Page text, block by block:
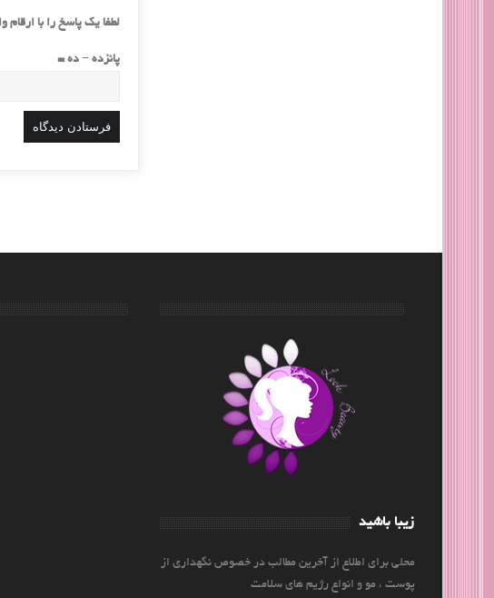
لطفا یک پاسخ را با ارقام
پانزده − ده =
زیبا باشید
محلی برای اطلاع از آخرین مطالب در خصوص نگهداری از
پوست ، مو و انواع رژیم های سلامت